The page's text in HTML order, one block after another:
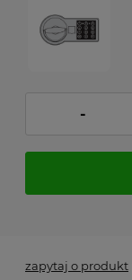
-
zapytaj o produkt